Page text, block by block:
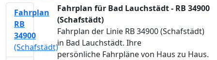
Fahrplan für Bad Lauchstädt - RB 34900
(Schafstädt)
Fahrplan der Linie RB 34900 (Schafstädt)
in Bad Lauchstädt. Ihre
persönliche Fahrpläne von Haus zu Haus.
Fahrplan
RB
34900
(Schafstädt)